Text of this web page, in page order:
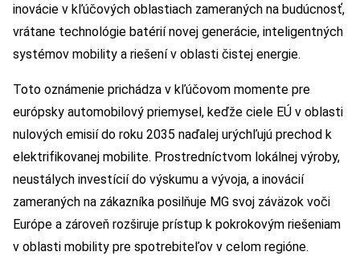
inovácie v kľúčových oblastiach zameraných na budúcnosť,
vrátane technológie batérií novej generácie, inteligentných
systémov mobility a riešení v oblasti čistej energie.
Toto oznámenie prichádza v kľúčovom momente pre
európsky automobilový priemysel, keďže ciele EÚ v oblasti
nulových emisií do roku 2035 naďalej urýchľujú prechod k
elektrifikovanej mobilite. Prostredníctvom lokálnej výroby,
neustálych investícií do výskumu a vývoja, a inovácií
zameraných na zákazníka posilňuje MG svoj záväzok voči
Európe a zároveň rozširuje prístup k pokrokovým riešeniam
v oblasti mobility pre spotrebiteľov v celom regióne.